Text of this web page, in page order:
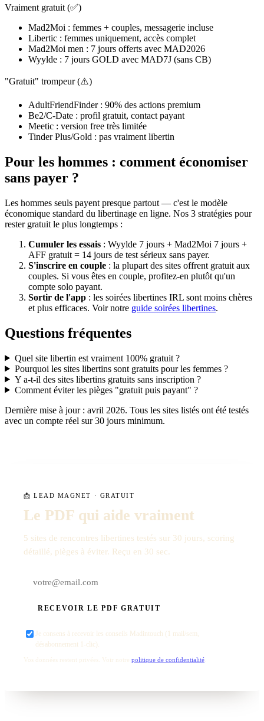
Vraiment gratuit (✅)
Mad2Moi : femmes + couples, messagerie incluse
Libertic : femmes uniquement, accès complet
Mad2Moi men : 7 jours offerts avec MAD2026
Wyylde : 7 jours GOLD avec MAD7J (sans CB)
"Gratuit" trompeur (⚠️)
AdultFriendFinder : 90% des actions premium
Be2/C-Date : profil gratuit, contact payant
Meetic : version free très limitée
Tinder Plus/Gold : pas vraiment libertin
Pour les hommes : comment économiser
sans payer ?
Les hommes seuls payent presque partout — c'est le modèle
économique standard du libertinage en ligne. Nos 3 stratégies pour
rester gratuit le plus longtemps :
Cumuler les essais : Wyylde 7 jours + Mad2Moi 7 jours +
AFF gratuit = 14 jours de test sérieux sans payer.
S'inscrire en couple : la plupart des sites offrent gratuit aux
couples. Si vous êtes en couple, profitez-en plutôt qu'un
compte solo payant.
Sortir de l'app : les soirées libertines IRL sont moins chères
et plus efficaces. Voir notre guide soirées libertines.
Questions fréquentes
Quel site libertin est vraiment 100% gratuit ?
Pourquoi les sites libertins sont gratuits pour les femmes ?
Y a-t-il des sites libertins gratuits sans inscription ?
Comment éviter les pièges "gratuit puis payant" ?
Dernière mise à jour : avril 2026. Tous les sites listés ont été testés
avec un compte réel sur 30 jours minimum.
📩 LEAD MAGNET · GRATUIT
Le PDF qui aide vraiment
5 sites de rencontres libertines testés sur 30 jours, scoring
détaillé, pièges à éviter. Reçu en 30 sec.
RECEVOIR LE PDF GRATUIT
Je consens à recevoir les conseils Madintouch (1 mail/sem,
désabonnement 1-clic).
Vos données restent privées. Voir notre politique de confidentialité